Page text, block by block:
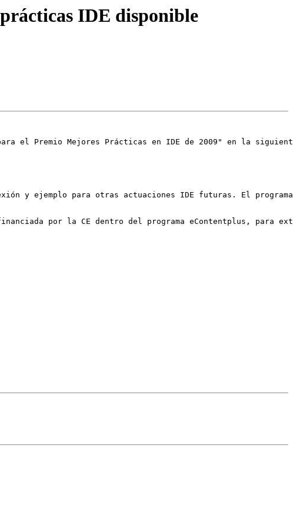
IDE disponible
el Premio Mejores Prácticas en IDE de 2009" en la
y ejemplo para otras actuaciones IDE futuras. El
por la CE dentro del programa eContentplus, para